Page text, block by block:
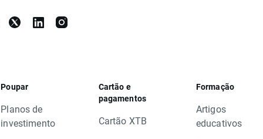
Poupar
Planos de
investimento
Cartão e
pagamentos
Cartão XTB
Formação
Artigos
educativos